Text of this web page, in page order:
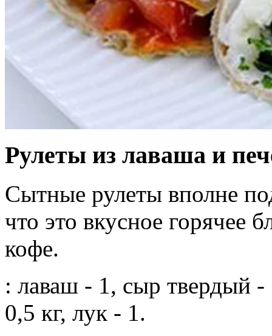
Рулеты из лаваша и
Сытные рулеты вполне
что это вкусное горячее
кофе.
: лаваш - 1, сыр твердый
0,5 кг, лук - 1.